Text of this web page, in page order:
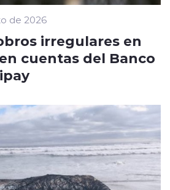
de 2026
irregulares en
cuentas del Banco